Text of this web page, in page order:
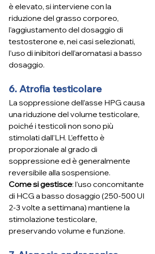
è elevato, si interviene con la
riduzione del grasso corporeo,
l’aggiustamento del dosaggio di
testosterone e, nei casi selezionati,
l’uso di inibitori dell’aromatasi a basso
dosaggio.
6. Atrofia testicolare
La soppressione dell’asse HPG causa
una riduzione del volume testicolare,
poiché i testicoli non sono più
stimolati dall’LH. L’effetto è
proporzionale al grado di
soppressione ed è generalmente
reversibile alla sospensione.
Come si gestisce: l’uso concomitante
di HCG a basso dosaggio (250-500 UI
2-3 volte a settimana) mantiene la
stimolazione testicolare,
preservando volume e funzione.